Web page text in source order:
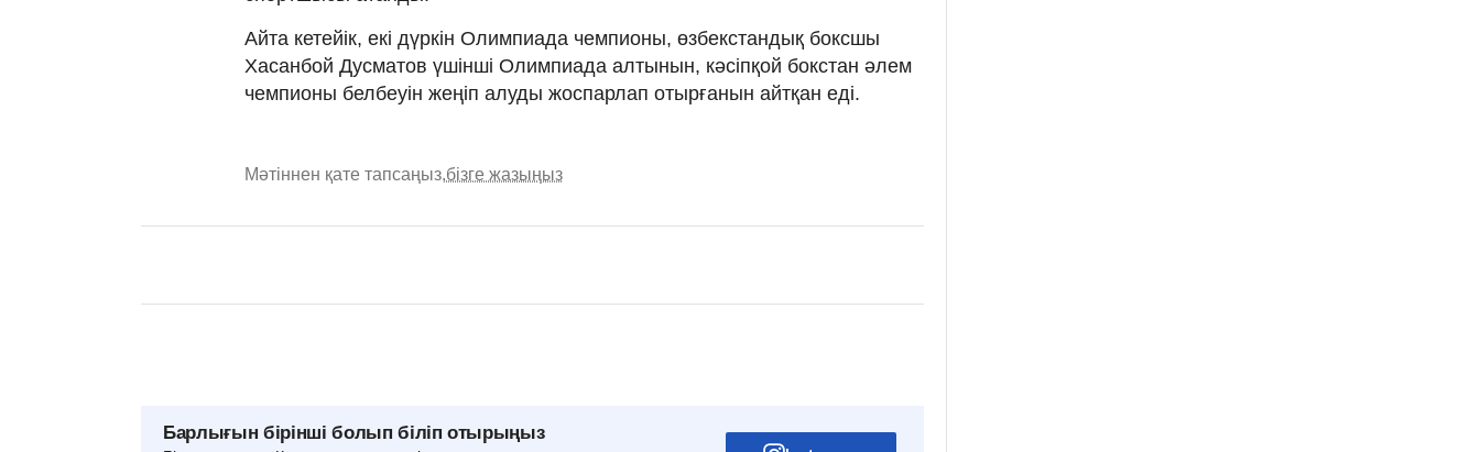
Айта кетейік, екі дүркін Олимпиада чемпионы, өзбекстандық боксшы
Хасанбой Дусматов үшінші Олимпиада алтынын, кәсіпқой бокстан әлем
чемпионы белбеуін жеңіп алуды жоспарлап отырғанын айтқан еді.
Мәтіннен қате тапсаңыз,бізге жазыңыз
Барлығын бірінші болып біліп отырыңыз